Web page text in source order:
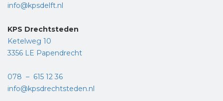
info@kpsdelft.nl
KPS Drechtsteden
Ketelweg 10
3356 LE Papendrecht
078 – 615 12 36
info@kpsdrechtsteden.nl